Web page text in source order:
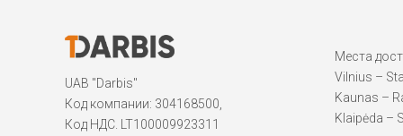
UAB "Darbis"
Код компании: 304168500,
Код НДС. LT100009923311
Места
Vilnius –
Kaunas –
Klaipėda –